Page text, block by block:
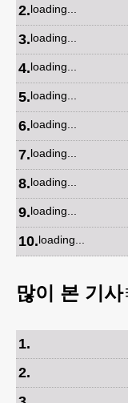
2.loading...
3.loading...
4.loading...
5.loading...
6.loading...
7.loading...
8.loading...
9.loading...
10.loading...
많이 본 기사
1.
2.